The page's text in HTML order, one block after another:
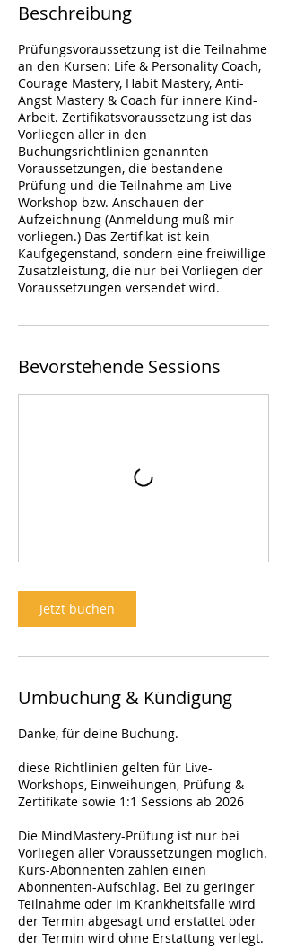
Beschreibung
Prüfungsvoraussetzung ist die Teilnahme
an den Kursen: Life & Personality Coach,
Courage Mastery, Habit Mastery, Anti-
Angst Mastery & Coach für innere Kind-
Arbeit. Zertifikatsvoraussetzung ist das
Vorliegen aller in den
Buchungsrichtlinien genannten
Voraussetzungen, die bestandene
Prüfung und die Teilnahme am Live-
Workshop bzw. Anschauen der
Aufzeichnung (Anmeldung muß mir
vorliegen.) Das Zertifikat ist kein
Kaufgegenstand, sondern eine freiwillige
Zusatzleistung, die nur bei Vorliegen der
Voraussetzungen versendet wird.
Bevorstehende Sessions
Jetzt buchen
Umbuchung & Kündigung
Danke, für deine Buchung.
diese Richtlinien gelten für Live-
Workshops, Einweihungen, Prüfung &
Zertifikate sowie 1:1 Sessions ab 2026
Die MindMastery-Prüfung ist nur bei
Vorliegen aller Voraussetzungen möglich.
Kurs-Abonnenten zahlen einen
Abonnenten-Aufschlag. Bei zu geringer
Teilnahme oder im Krankheitsfalle wird
der Termin abgesagt und erstattet oder
der Termin wird ohne Erstattung verlegt.